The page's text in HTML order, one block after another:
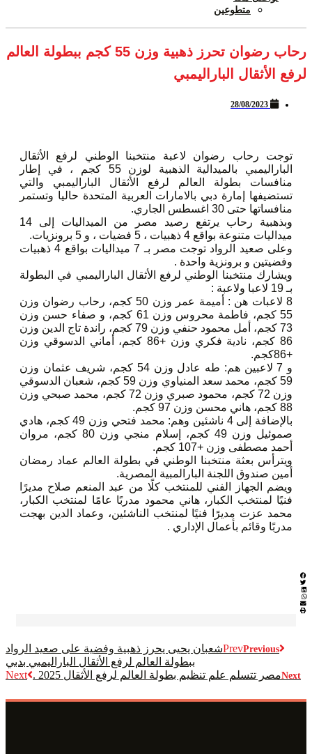
متطوعين
رحاب رضوان تحرز ذهبية وزن 55 كجم ببطولة العالم
لرفع الأثقال الباراليمبي
28/08/2023
توجت رحاب رضوان لاعبة منتخبنا الوطني لرفع الأثقال
الباراليمبي بالميدالية الذهبية لوزن 55 كجم ، في إطار
منافسات بطولة العالم لرفع الأثقال الباراليمبي والتي
تستضيفها إمارة دبي بالامارات العربية المتحدة حاليا وتستمر
منافساتها حتى 30 اغسطس الجاري.
وبذهبية رحاب يرتفع رصيد مصر من الميداليات إلى 14
ميداليات متنوعة بواقع 4 ذهبيات ، 5 فضيات ، و 5 برونزيات.
وعلى صعيد الرواد توجت مصر بـ 7 ميداليات بواقع 4 ذهبيات
وفضيتين و برونزية واحدة .
ويشارك منتخبنا الوطني لرفع الأثقال الباراليمبي في البطولة
بـ 19 لاعبا ولاعبة :
8 لاعبات هن : أميمة عمر وزن 50 كجم، رحاب رضوان وزن
55 كجم، فاطمة محروس وزن 61 كجم، و صفاء حسن وزن
73 كجم، أمل محمود حنفي وزن 79 كجم، راندة تاج الدين وزن
86 كجم، نادية فكري وزن +86 كجم، أماني الدسوقي وزن
+86كجم.
و 7 لاعبين هم: طه عادل وزن 54 كجم، شريف عثمان وزن
59 كجم، محمد سعد المنياوي وزن 59 كجم، شعبان الدسوقي
وزن 72 كجم، محمود صبري وزن 72 كجم، محمد صبحي وزن
88 كجم، هاني محسن وزن 97 كجم.
بالإضافة إلى 4 ناشئين وهم: محمد فتحي وزن 49 كجم، هادي
صموئيل وزن 49 كجم، إسلام منجي وزن 80 كجم، مروان
أحمد مصطفى وزن +107 كجم.
ويترأس بعثة منتخبنا الوطني في بطولة العالم عماد رمضان
أمين صندوق اللجنة البارالمبية المصرية.
ويضم الجهاز الفني للمنتخب كلًا من عبد المنعم صلاح مديرًا
فنيًا لمنتخب الكبار، هاني محمود مدربًا عامًا لمنتخب الكبار،
محمد عزت مديرًا فنيًا لمنتخب الناشئين، وعماد الدين بهجت
مدربًا وقائم بأعمال الإداري .
PrevPrevious
شعبان يحيى يحرز ذهبية وفضية على صعيد الرواد
ببطولة العالم لرفع الأثقال الباراليمبي بدبي
Nextمصر تتسلم علم تنظيم بطولة العالم لرفع الأثقال 2025 . Next